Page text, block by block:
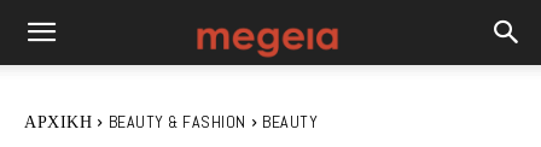
ΑΡΧΙΚΉ BEAUTY & FASHION BEAUTY